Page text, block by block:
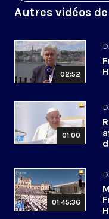
Autres vidéos
02:52
01:00
01:45:36